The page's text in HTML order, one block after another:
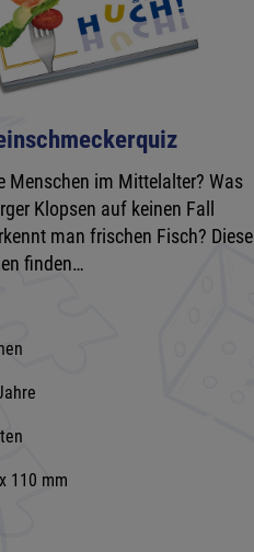
Menschen im Mittelalter? Was
Klopsen auf keinen Fall
man frischen Fisch? Diese
finden…
110 mm